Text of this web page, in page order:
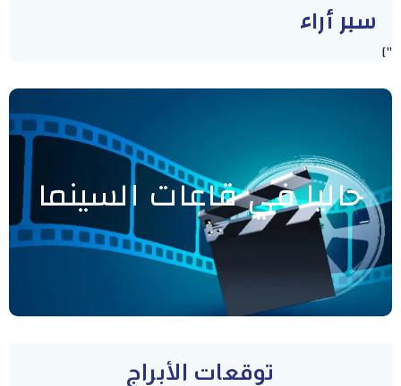
سبر أراء
"]
حاليا في قاعات السينما
توقعات الأبراج